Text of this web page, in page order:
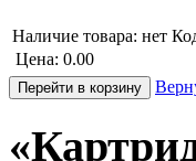
Наличие товара: нет
Цена: 0.00